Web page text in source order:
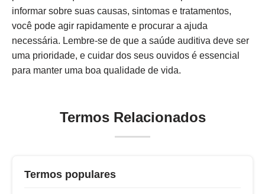
informar sobre suas causas, sintomas e tratamentos,
você pode agir rapidamente e procurar a ajuda
necessária. Lembre-se de que a saúde auditiva deve ser
uma prioridade, e cuidar dos seus ouvidos é essencial
para manter uma boa qualidade de vida.
Termos Relacionados
Termos populares